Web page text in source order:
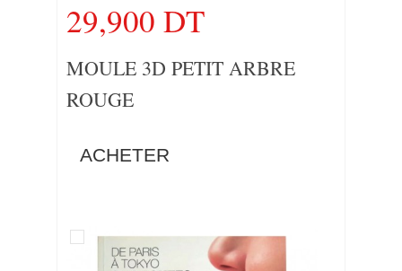
29,900 DT
MOULE 3D PETIT ARBRE
ROUGE
ACHETER